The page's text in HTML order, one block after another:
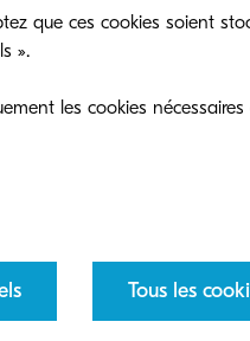
dans la liste à
document placé dans
une fois
que ces cookies soient
».
les cookies
Tous les